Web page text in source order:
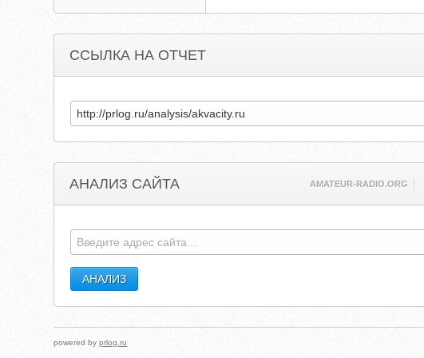
ССЫЛКА НА ОТЧЕТ
АНАЛИЗ САЙТА AMATEUR-RADIO.ORG
powered byprlog.ru